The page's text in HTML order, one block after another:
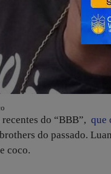
do “BBB”, que
do passado.
coco.